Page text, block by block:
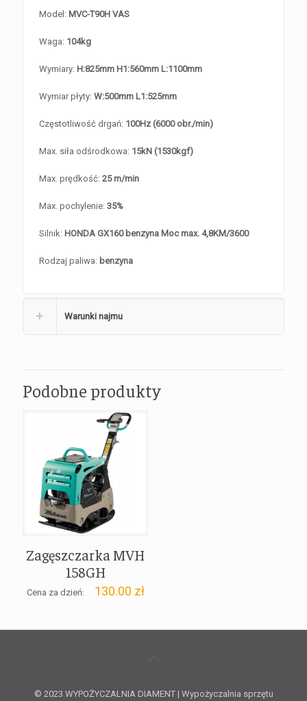
Model: MVC-T90H VAS
Waga: 104kg
Wymiary: H:825mm H1:560mm L:1100mm
Wymiar płyty:W:500mm L1:525mm
Częstotliwość drgań: 100Hz (6000 obr./min)
Max. siła odśrodkowa: 15kN (1530kgf)
Max. prędkość:25 m/min
Max. pochylenie:35%
Silnik: HONDA GX160 benzyna Moc max. 4,8KM/3600
Rodzaj paliwa: benzyna
Warunki najmu
Podobne produkty
Zagęszczarka MVH
158GH
Cena za dzień: 130.00 zł
© 2023 WYPOŻYCZALNIA DIAMENT | Wypożyczalnia sprzętu